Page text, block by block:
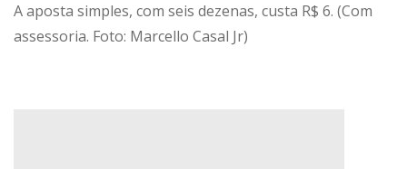
A aposta simples, com seis dezenas, custa R$ 6. (Com
assessoria. Foto: Marcello Casal Jr)